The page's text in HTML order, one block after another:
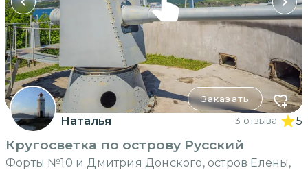
Заказать
Наталья 3 отзыва 5
Кругосветка по острову Русский
Форты №10 и Дмитрия Донского, остров Елены,